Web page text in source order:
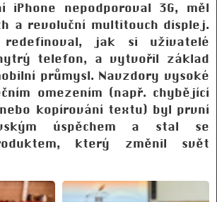
iPhone nepodporoval 3G, měl
a revoluční multitouch displej.
redefinoval, jak si uživatelé
telefon, a vytvořil základ
průmysl. Navzdory vysoké
omezením (např. chybějící
nebo kopírování textu) byl první
úspěchem a stal se
který změnil svět